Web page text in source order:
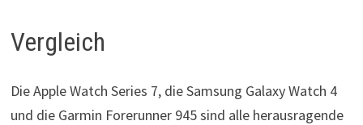
Vergleich
Die Apple Watch Series 7, die Samsung Galaxy Watch 4
und die Garmin Forerunner 945 sind alle herausragende